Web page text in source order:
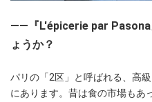
――『L'épicerie par Pasona
ょうか？
パリの「2区」と呼ばれる、高
にあります。昔は食の市場もあ